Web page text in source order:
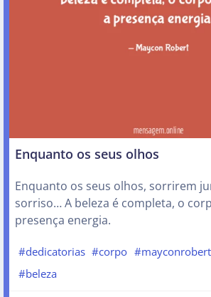
Enquanto os seus olhos
Enquanto os seus olhos, sorrirem
sorriso… A beleza é completa, o
presença energia.
#dedicatorias #corpo #mayconrobert
#beleza